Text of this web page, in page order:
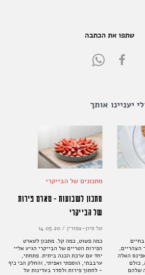
שתפו את הכתבה
Share
Share
in
יעניינו אותך
הצהריים,
האלה
כולם
שלהם
מתכונים של הבייקרי
מתכון לשבועות - טארט פירות
של הבייקרי
טל סיון-צפורין /
14.05.20
כמה פשוט, כמה קל. מתכון לטארט
הפירות הטריים של הבייקרי הגיע אליי
יחד עם ערכת הכנה ביתית. פתחתי,
ערבבתי, הוספתי ואפיתי, והחלק הכי כיף
- לחתוך פירות ולסדר בעדינות על